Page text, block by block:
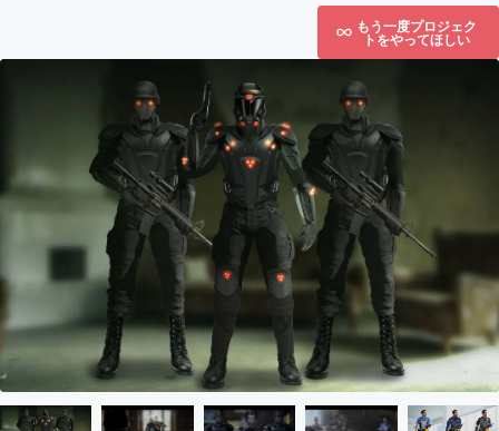
もう一度プロジェク
トをやってほしい